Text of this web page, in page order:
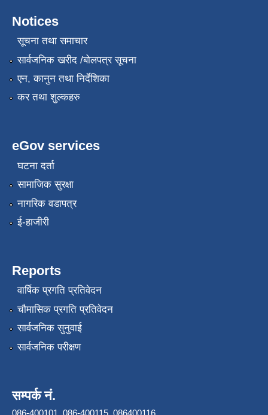
Notices
सूचना तथा समाचार
सार्वजनिक खरीद /बोलपत्र सूचना
एन, कानुन तथा निर्देशिका
कर तथा शुल्कहरु
eGov services
घटना दर्ता
सामाजिक सुरक्षा
नागरिक वडापत्र
ई-हाजीरी
Reports
वार्षिक प्रगति प्रतिवेदन
चौमासिक प्रगति प्रतिवेदन
सार्वजनिक सुनुवाई
सार्वजनिक परीक्षण
सम्पर्क नं.
086-400101, 086-400115, 086400116